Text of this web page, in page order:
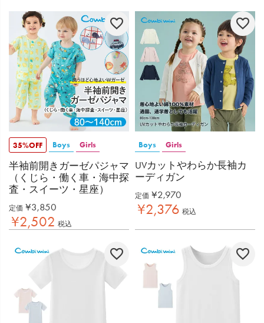
35%OFF Boys Girls
半袖前開きガーゼパジャマ
（くじら・働く車・海中探
査・スイーツ・星座）
定価 ¥3,850
¥2,502 税込
Boys Girls
UVカットやわらか長袖カ
ーディガン
定価 ¥2,970
¥2,376 税込